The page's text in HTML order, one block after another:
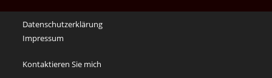
an
die
Corona
Zeiten
Datenschutzerklärung
Impressum
Kontaktieren Sie mich